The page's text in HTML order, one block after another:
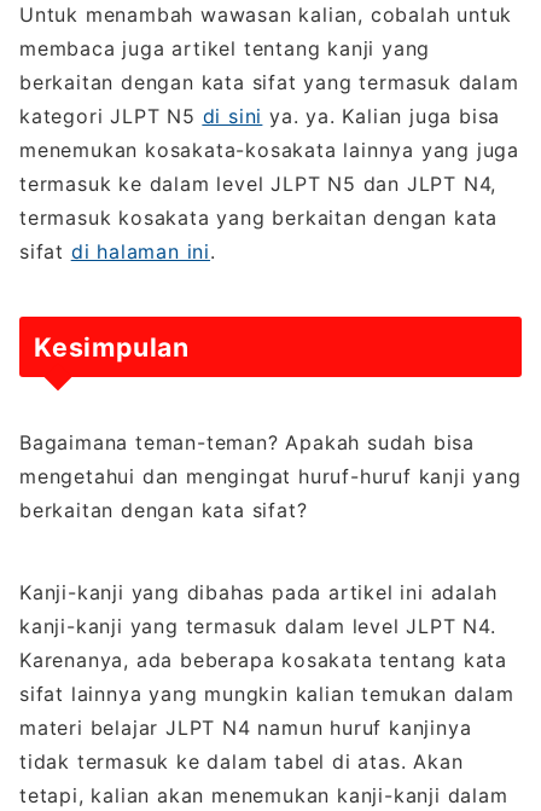
Untuk menambah wawasan kalian, cobalah untuk
membaca juga artikel tentang kanji yang
berkaitan dengan kata sifat yang termasuk dalam
kategori JLPT N5 di sini ya. ya. Kalian juga bisa
menemukan kosakata-kosakata lainnya yang juga
termasuk ke dalam level JLPT N5 dan JLPT N4,
termasuk kosakata yang berkaitan dengan kata
sifat di halaman ini.
Kesimpulan
Bagaimana teman-teman? Apakah sudah bisa
mengetahui dan mengingat huruf-huruf kanji yang
berkaitan dengan kata sifat?
Kanji-kanji yang dibahas pada artikel ini adalah
kanji-kanji yang termasuk dalam level JLPT N4.
Karenanya, ada beberapa kosakata tentang kata
sifat lainnya yang mungkin kalian temukan dalam
materi belajar JLPT N4 namun huruf kanjinya
tidak termasuk ke dalam tabel di atas. Akan
tetapi, kalian akan menemukan kanji-kanji dalam